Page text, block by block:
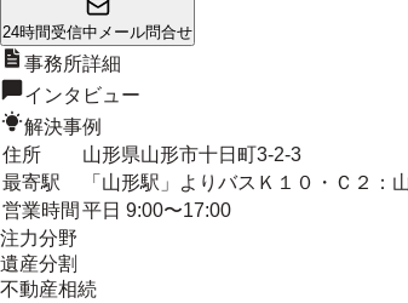
24時間受信中 メール問合せ
事務所詳細
インタビュー
解決事例
住所
山形県山形市十日町3-2-3
最寄駅
「山形駅」よりバスＫ１０・Ｃ２
営業時間 平日 9:00〜17:00
注力分野
遺産分割
不動産相続